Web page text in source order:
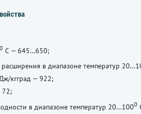
0 С — 645…650;
в диапазоне температур
кгград — 922;
72;
в диапазоне температур 20…1000